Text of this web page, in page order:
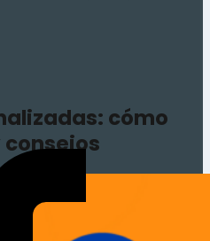
cómo